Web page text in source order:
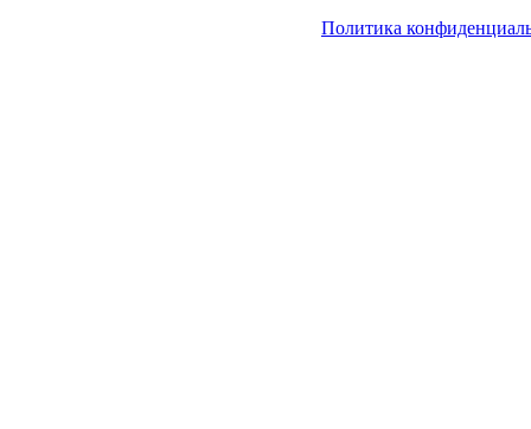
Политика